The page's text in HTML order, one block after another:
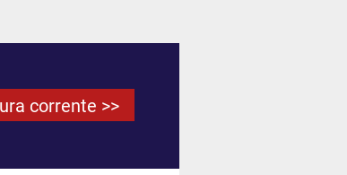
corrente >>